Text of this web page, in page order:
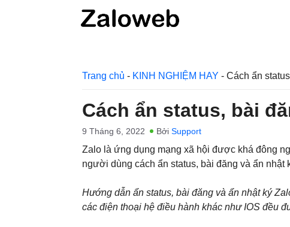
Trang chủ - KINH NGHIỆM HAY - Cách ẩn
Cách ẩn status, bài
9 Tháng 6, 2022 Bởi Support
Zalo là ứng dụng mạng xã hội được khá đông
người dùng cách ẩn status, bài đăng và ẩn nhật
Hướng dẫn ẩn status, bài đăng và ẩn nhật ký
các điện thoại hệ điều hành khác như IOS đều